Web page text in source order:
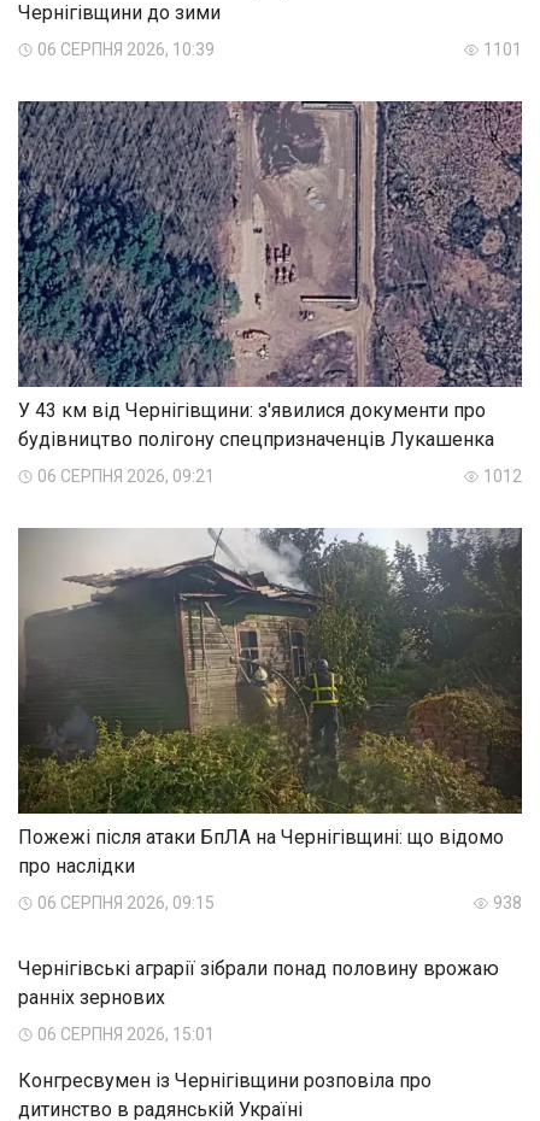
Чернігівщини до зими
06 СЕРПНЯ 2026, 10:39 1101
У 43 км від Чернігівщини: з'явилися документи про
будівництво полігону спецпризначенців Лукашенка
06 СЕРПНЯ 2026, 09:21 1012
Пожежі після атаки БпЛА на Чернігівщині: що відомо
про наслідки
06 СЕРПНЯ 2026, 09:15 938
Чернігівські аграрії зібрали понад половину врожаю
ранніх зернових
06 СЕРПНЯ 2026, 15:01
Конгресвумен із Чернігівщини розповіла про
дитинство в радянській Україні